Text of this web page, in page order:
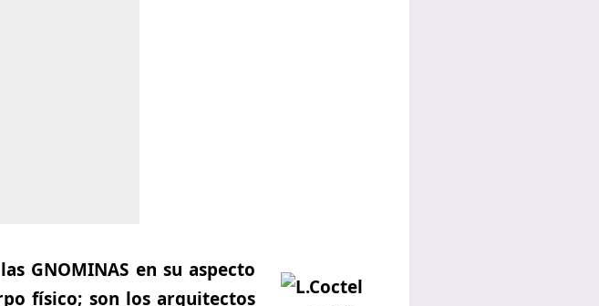
GNOMINAS en su aspecto
físico; son los arquitectos